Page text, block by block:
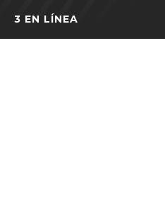
3 EN LÍNEA